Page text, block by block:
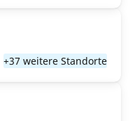
+37 weitere Standorte